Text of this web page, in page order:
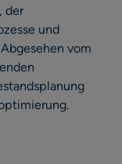
der
und
vom